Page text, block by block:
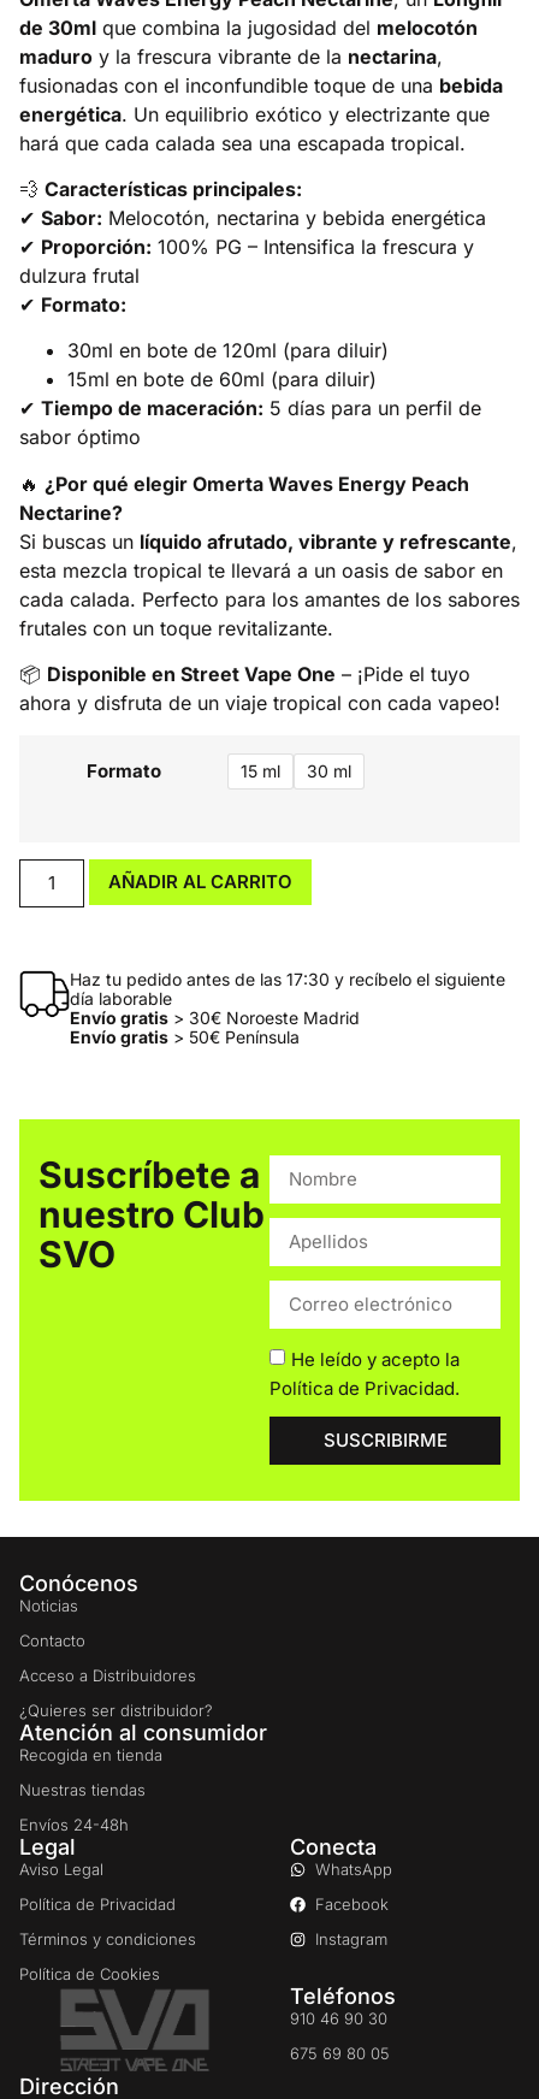
de 30ml que combina la jugosidad del melocotón
maduro y la frescura vibrante de la nectarina,
fusionadas con el inconfundible toque de una bebida
energética. Un equilibrio exótico y electrizante que
hará que cada calada sea una escapada tropical.
💨 Características principales:
✔ Sabor: Melocotón, nectarina y bebida energética
✔ Proporción: 100% PG – Intensifica la frescura y
dulzura frutal
✔ Formato:
30ml en bote de 120ml (para diluir)
15ml en bote de 60ml (para diluir)
✔ Tiempo de maceración: 5 días para un perfil de
sabor óptimo
🔥 ¿Por qué elegir Omerta Waves Energy Peach
Nectarine?
Si buscas un líquido afrutado, vibrante y refrescante,
esta mezcla tropical te llevará a un oasis de sabor en
cada calada. Perfecto para los amantes de los sabores
frutales con un toque revitalizante.
📦 Disponible en Street Vape One – ¡Pide el tuyo
ahora y disfruta de un viaje tropical con cada vapeo!
Formato 15 ml 30 ml
AÑADIR AL CARRITO
Haz tu pedido antes de las 17:30 y recíbelo el siguiente
día laborable
Envío gratis> 30€ Noroeste Madrid
Envío gratis> 50€ Península
Suscríbete a
nuestro Club
SVO
He leído y acepto la
Política de Privacidad.
SUSCRIBIRME
Conócenos
Noticias
Contacto
Acceso a Distribuidores
¿Quieres ser distribuidor?
Atención al consumidor
Recogida en tienda
Nuestras tiendas
Envíos 24-48h
Legal
Aviso Legal
Política de Privacidad
Términos y condiciones
Política de Cookies
Conecta
WhatsApp
Facebook
Instagram
Teléfonos
910 46 90 30
675 69 80 05
Dirección